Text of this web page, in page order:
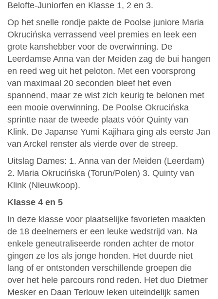
Belofte-Juniorfen en Klasse 1, 2 en 3.
Op het snelle rondje pakte de Poolse juniore Maria
Okrucińska verrassend veel premies en leek een
grote kanshebber voor de overwinning. De
Leerdamse Anna van der Meiden zag de bui hangen
en reed weg uit het peloton. Met een voorsprong
van maximaal 20 seconden bleef het even
spannend, maar ze wist zich keurig te belonen met
een mooie overwinning. De Poolse Okrucińska
sprintte naar de tweede plaats vóór Quinty van
Klink. De Japanse Yumi Kajihara ging als eerste Jan
van Arckel renster als vierde over de streep.
Uitslag Dames: 1. Anna van der Meiden (Leerdam)
2. Maria Okrucińska (Torun/Polen) 3. Quinty van
Klink (Nieuwkoop).
Klasse 4 en 5
In deze klasse voor plaatselijke favorieten maakten
de 18 deelnemers er een leuke wedstrijd van. Na
enkele geneutraliseerde ronden achter de motor
gingen ze los als jonge honden. Het duurde niet
lang of er ontstonden verschillende groepen die
over het hele parcours rond reden. Het duo Dietmer
Mesker en Daan Terlouw leken uiteindelijk samen